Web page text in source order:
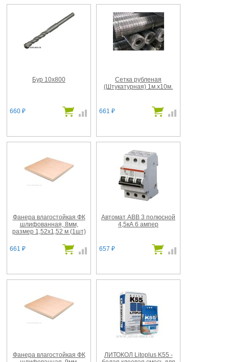
Бур 10х800
660 ₽
Сетка рубленая
(Штукатурная) 1м.х10м.
661 ₽
Фанера влагостойкая ФК
шлифованная, 8мм,
размер 1,52х1,52 м (1шт)
661 ₽
Автомат ABB 3 полюсной
4,5кА 6 ампер
657 ₽
Фанера влагостойкая ФК
ЛИТОКОЛ Litoplus K55 -